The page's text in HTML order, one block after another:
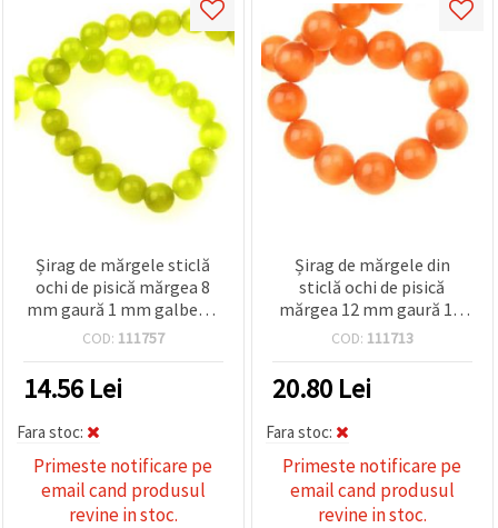
Șirag de mărgele sticlă
ochi de pisică mărgea 8
mm gaură 1 mm galben ~
50 bucăți
COD: 111757
14.56 Lei
Fara stoc:
Primeste notificare pe
email cand produsul
revine in stoc.
Șirag de mărgele din
sticlă ochi de pisică
mărgea 12 mm gaură 1,5
mm portocalie ~ 33 bucăți
COD: 111713
20.80 Lei
Fara stoc:
Primeste notificare pe
email cand produsul
revine in stoc.